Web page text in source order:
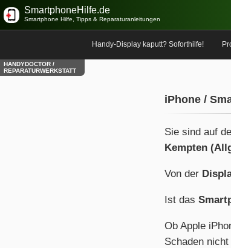
SmartphoneHilfe.de
Smartphone Hilfe, Tipps & Reparaturanleitungen
Handy-Display kaputt? Soforthilfe!
HANDYDOCTOR /
REPARATURWERKSTATT
iPhone /
Sie sind auf
Kempten
Von der
Ist das
Ob Apple
Schaden